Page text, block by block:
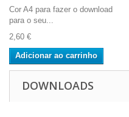
Cor A4 para fazer o download
para o seu...
2,60 €
Adicionar ao carrinho
DOWNLOADS